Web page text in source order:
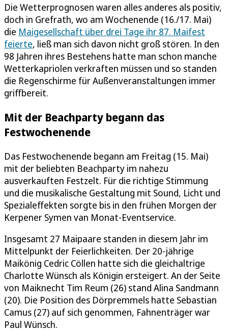
Die Wetterprognosen waren alles anderes als positiv,
doch in Grefrath, wo am Wochenende (16./17. Mai)
die Maigesellschaft über drei Tage ihr 87. Maifest
feierte, ließ man sich davon nicht groß stören. In den
98 Jahren ihres Bestehens hatte man schon manche
Wetterkapriolen verkraften müssen und so standen
die Regenschirme für Außenveranstaltungen immer
griffbereit.
Mit der Beachparty begann das
Festwochenende
Das Festwochenende begann am Freitag (15. Mai)
mit der beliebten Beachparty im nahezu
ausverkauften Festzelt. Für die richtige Stimmung
und die musikalische Gestaltung mit Sound, Licht und
Spezialeffekten sorgte bis in den frühen Morgen der
Kerpener Symen van Monat-Eventservice.
Insgesamt 27 Maipaare standen in diesem Jahr im
Mittelpunkt der Feierlichkeiten. Der 20-jährige
Maikönig Cedric Cöllen hatte sich die gleichaltrige
Charlotte Wünsch als Königin ersteigert. An der Seite
von Maiknecht Tim Reum (26) stand Alina Sandmann
(20). Die Position des Dörpremmels hatte Sebastian
Camus (27) auf sich genommen, Fahnenträger war
Paul Wünsch.